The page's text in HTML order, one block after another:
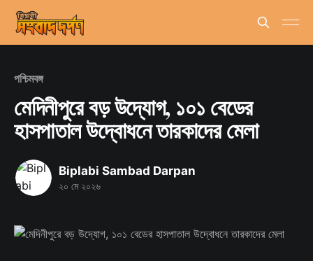
পশ্চিমবঙ্গ
মেদিনীপুরে বড় উদ্যোগ, ১০১ বেডের
হাসপাতাল উদ্বোধনে তারকাদের মেলা
Biplabi Sambad Darpan
২০ মে ২০২৬